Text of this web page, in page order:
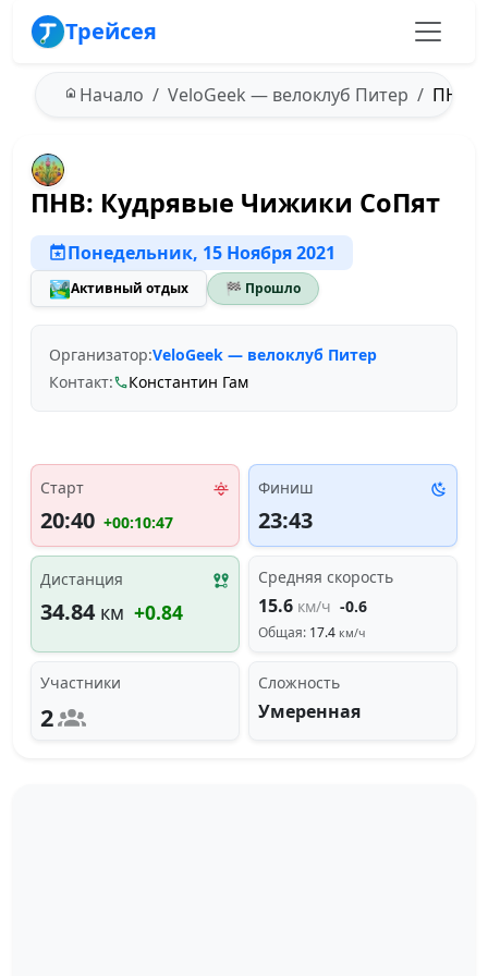
Трейсея
Начало VeloGeek — велоклуб Питер ПНВ:
ПНВ: Кудрявые Чижики СоПят
Понедельник, 15 Ноября 2021
🏞️Активный отдых 🏁 Прошло
Организатор:VeloGeek — велоклуб Питер
Контакт:
Константин Гам
Старт
20:40 +00:10:47
Финиш
23:43
Дистанция
34.84 км +0.84
Средняя скорость
15.6 км/ч -0.6
Общая: 17.4 км/ч
Участники
2
Сложность
Умеренная